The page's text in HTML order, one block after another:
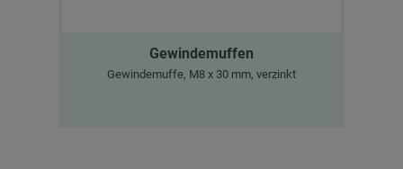
Gewindemuffen
Gewindemuffe, M8 x 30 mm, verzinkt